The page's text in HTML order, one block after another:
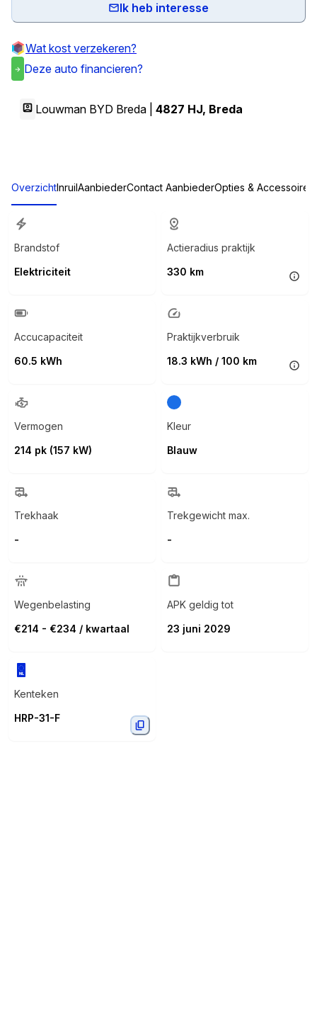
Ik heb interesse
Wat kost verzekeren?
Deze auto financieren?
Louwman BYD Breda | 4827 HJ, Breda
OverzichtInruil AanbiederContact AanbiederOpties & Accessoires
Brandstof
Elektriciteit
Actieradius praktijk
330 km
Accucapaciteit
60.5 kWh
Praktijkverbruik
18.3 kWh / 100 km
Vermogen
214 pk (157 kW)
Kleur
Blauw
Trekhaak
-
Trekgewicht max.
-
Wegenbelasting
€214 - €234 / kwartaal
APK geldig tot
23 juni 2029
Kenteken
HRP-31-F